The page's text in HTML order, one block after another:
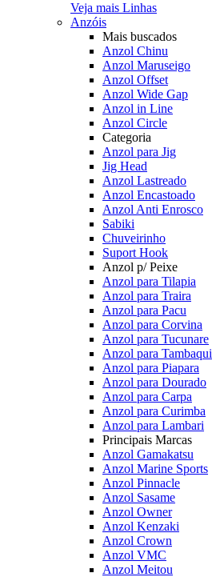
Veja mais Linhas
Anzóis
Mais buscados
Anzol Chinu
Anzol Maruseigo
Anzol Offset
Anzol Wide Gap
Anzol in Line
Anzol Circle
Categoria
Anzol para Jig
Jig Head
Anzol Lastreado
Anzol Encastoado
Anzol Anti Enrosco
Sabiki
Chuveirinho
Suport Hook
Anzol p/ Peixe
Anzol para Tilapia
Anzol para Traira
Anzol para Pacu
Anzol para Corvina
Anzol para Tucunare
Anzol para Tambaqui
Anzol para Piapara
Anzol para Dourado
Anzol para Carpa
Anzol para Curimba
Anzol para Lambari
Principais Marcas
Anzol Gamakatsu
Anzol Marine Sports
Anzol Pinnacle
Anzol Sasame
Anzol Owner
Anzol Kenzaki
Anzol Crown
Anzol VMC
Anzol Meitou